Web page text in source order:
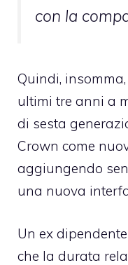
con la
Quindi,
ultimi tre anni a
di sesta
Crown come
aggiungendo
una nuova
Un ex
che la durata